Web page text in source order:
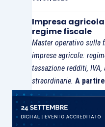
passaggio da una
estetica” a una logica
claim.
Ogni asserzione ESG
unelemento regolato,
una scadenza e un
Impresa
regime fiscale
Master operativo sulla
imprese agricole:
tassazione redditi,
straordinarie. A